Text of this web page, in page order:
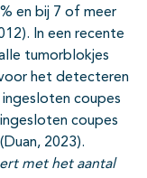
en bij 7 of meer
In een recente
tumorblokjes
het detecteren
ingesloten coupes
coupes
2023).
met het aantal